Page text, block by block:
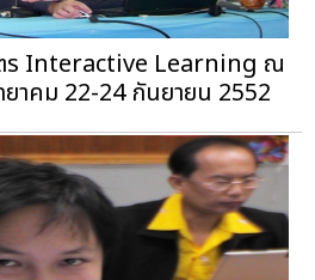
ร Interactive Learning ณ
ยาคม 22-24 กันยายน 2552